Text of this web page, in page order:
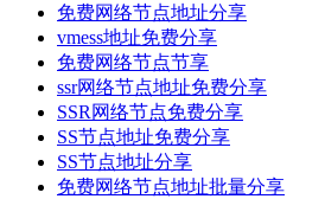
免费网络节点地址分享
vmess地址免费分享
免费网络节点节享
ssr网络节点地址免费分享
SSR网络节点免费分享
SS节点地址免费分享
SS节点地址分享
免费网络节点地址批量分享